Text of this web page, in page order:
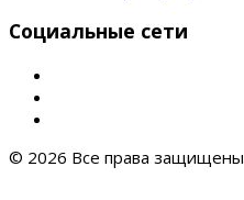
Социальные сети
© 2026 Все права защищены